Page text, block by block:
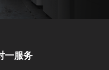
一服务